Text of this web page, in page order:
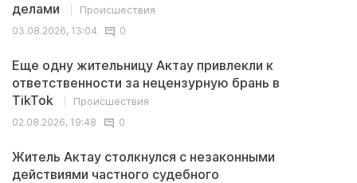
делами
Происшествия
03.08.2026, 13:04
0
Еще одну жительницу Актау привлекли к
ответственности за нецензурную брань в
TikTok
Происшествия
02.08.2026, 19:48
0
Житель Актау столкнулся с незаконными
действиями частного судебного